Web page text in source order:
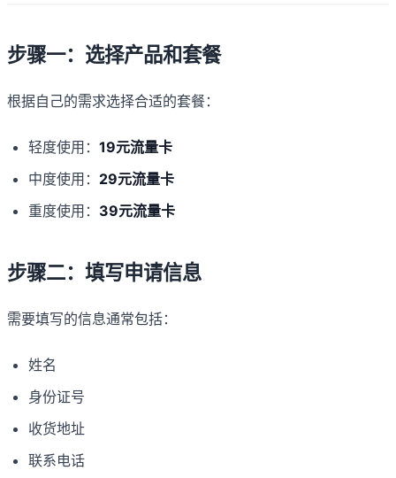
步骤一：选择产品和套餐
根据自己的需求选择合适的套餐：
轻度使用： 19元流量卡
中度使用： 29元流量卡
重度使用： 39元流量卡
步骤二：填写申请信息
需要填写的信息通常包括：
姓名
身份证号
收货地址
联系电话